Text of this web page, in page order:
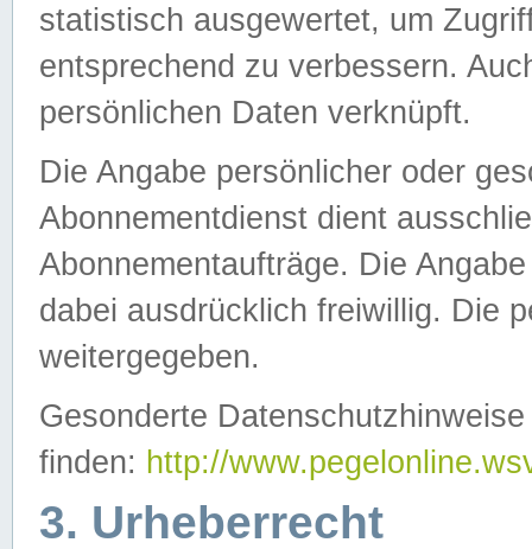
statistisch ausgewertet, um
entsprechend zu verbessern.
persönlichen Daten verknüpft.
Die Angabe persönlicher oder
Abonnementdienst dient
Abonnementaufträge. Die
dabei ausdrücklich freiwillig. Die
weitergegeben.
Gesonderte
finden: http://
3. Urheberrecht